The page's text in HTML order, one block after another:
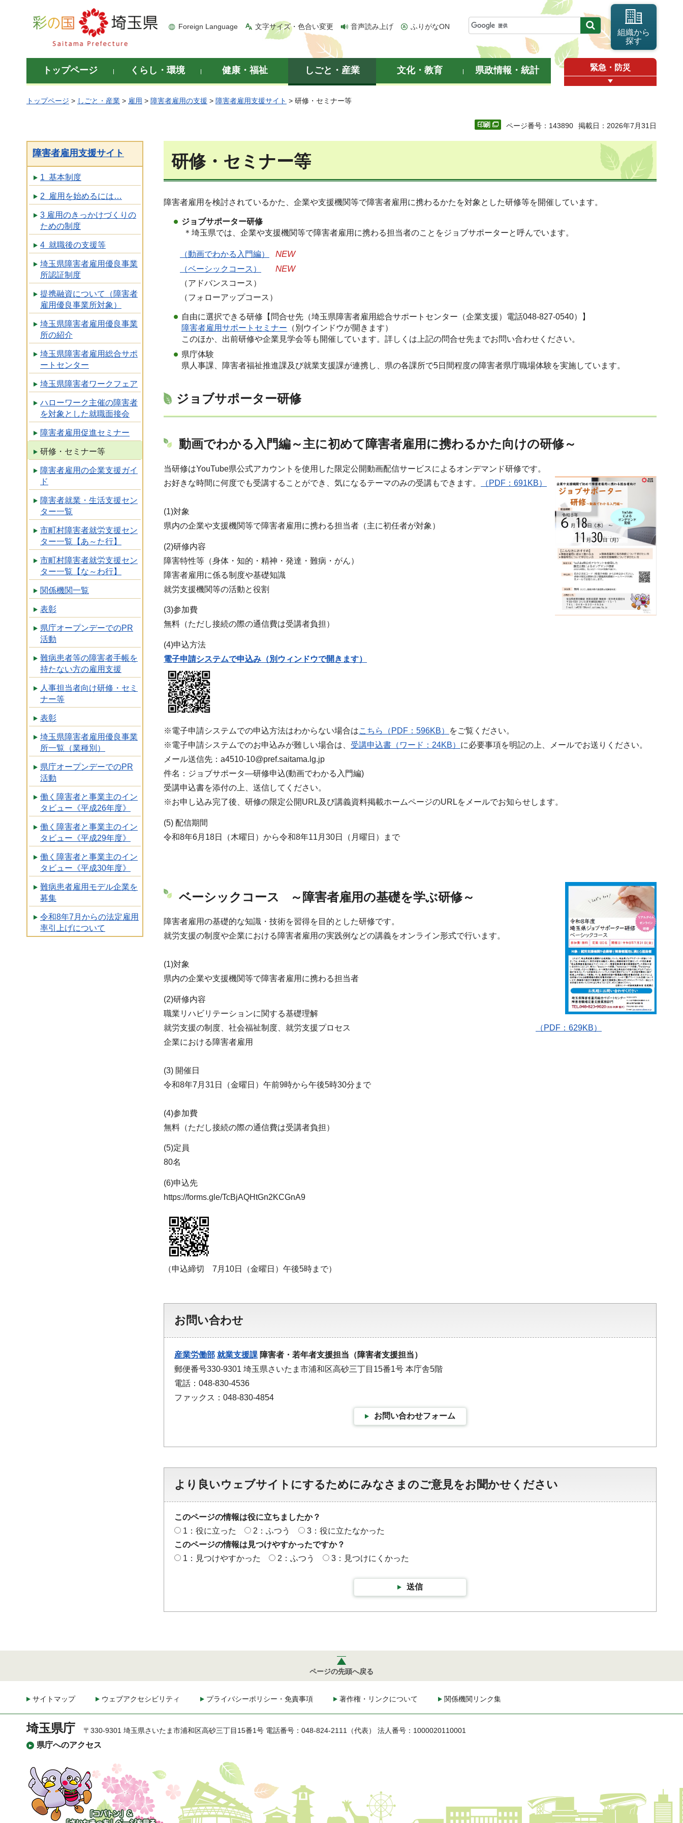
彩の国 埼玉県
Foreign Language 文字サイズ・色合い変更 音声読み上げ ふりがなON
組織から
探す
トップページ くらし・環境 健康・福祉 しごと・産業 文化・教育 県政情報・統計 緊急・防災
トップページ > しごと・産業 > 雇用 > 障害者雇用の支援 > 障害者雇用支援サイト > 研修・セミナー等
ページ番号：143890 掲載日：2026年7月31日
障害者雇用支援サイト
1 基本制度
2 雇用を始めるには…
3 雇用のきっかけづくりの
ための制度
4 就職後の支援等
埼玉県障害者雇用優良事業
所認証制度
提携融資について（障害者
雇用優良事業所対象）
埼玉県障害者雇用優良事業
所の紹介
埼玉県障害者雇用総合サポ
ートセンター
埼玉県障害者ワークフェア
ハローワーク主催の障害者
を対象とした就職面接会
障害者雇用促進セミナー
研修・セミナー等
障害者雇用の企業支援ガイ
ド
障害者就業・生活支援セン
ター一覧
市町村障害者就労支援セン
ター一覧【あ～た行】
市町村障害者就労支援セン
ター一覧【な～わ行】
関係機関一覧
表彰
県庁オープンデーでのPR
活動
難病患者等の障害者手帳を
持たない方の雇用支援
人事担当者向け研修・セミ
ナー等
表彰
埼玉県障害者雇用優良事業
所一覧（業種別）
県庁オープンデーでのPR
活動
働く障害者と事業主のイン
タビュー《平成26年度》
働く障害者と事業主のイン
タビュー《平成29年度》
働く障害者と事業主のイン
タビュー《平成30年度》
難病患者雇用モデル企業を
募集
令和8年7月からの法定雇用
率引上げについて
研修・セミナー等
障害者雇用を検討されているかた、企業や支援機関等で障害者雇用に携わるかたを対象とした研修等を開催しています。
ジョブサポーター研修
＊埼玉県では、企業や支援機関等で障害者雇用に携わる担当者のことをジョブサポーターと呼んでいます。
（動画でわかる入門編） NEW
（ベーシックコース） NEW
（アドバンスコース）
（フォローアップコース）
自由に選択できる研修【問合せ先（埼玉県障害者雇用総合サポートセンター（企業支援）電話048-827-0540）】
障害者雇用サポートセミナー （別ウインドウが開きます）
このほか、出前研修や企業見学会等も開催しています。詳しくは上記の問合せ先までお問い合わせください。
県庁体験
県人事課、障害者福祉推進課及び就業支援課が連携し、県の各課所で5日間程度の障害者県庁職場体験を実施しています。
ジョブサポーター研修
動画でわかる入門編～主に初めて障害者雇用に携わるかた向けの研修～
当研修はYouTube県公式アカウントを使用した限定公開動画配信サービスによるオンデマンド研修です。
お好きな時間に何度でも受講することができ、気になるテーマのみの受講もできます。
（PDF：691KB）
(1)対象
県内の企業や支援機関等で障害者雇用に携わる担当者（主に初任者が対象）
(2)研修内容
障害特性等（身体・知的・精神・発達・難病・がん）
障害者雇用に係る制度や基礎知識
就労支援機関等の活動と役割
(3)参加費
無料（ただし接続の際の通信費は受講者負担）
(4)申込方法
電子申請システムで申込み（別ウィンドウで開きます）
※電子申請システムでの申込方法はわからない場合はこちら（PDF：596KB）
をご覧ください。
※電子申請システムでのお申込みが難しい場合は、 受講申込書（ワード：24KB） に必要事項を明記の上、メールでお送りください。
メール送信先：a4510-10@pref.saitama.lg.jp
件名：ジョブサポータ―研修申込(動画でわかる入門編)
受講申込書を添付の上、送信してください。
※お申し込み完了後、研修の限定公開URL及び講義資料掲載ホームページのURLをメールでお知らせします。
(5) 配信期間
令和8年6月18日（木曜日）から令和8年11月30日（月曜日）まで
ベーシックコース ～障害者雇用の基礎を学ぶ研修～
障害者雇用の基礎的な知識・技術を習得を目的とした研修です。
就労支援の制度や企業における障害者雇用の実践例などの講義をオンライン形式で行います。
(1)対象
県内の企業や支援機関等で障害者雇用に携わる担当者
(2)研修内容
職業リハビリテーションに関する基礎理解
就労支援の制度、社会福祉制度、就労支援プロセス
（PDF：629KB）
企業における障害者雇用
(3) 開催日
令和8年7月31日（金曜日）午前9時から午後5時30分まで
(4)参加費
無料（ただし接続の際の通信費は受講者負担）
(5)定員
80名
(6)申込先
https://forms.gle/TcBjAQHtGn2KCGnA9
（申込締切 7月10日（金曜日）午後5時まで）
お問い合わせ
産業労働部 就業支援課 障害者・若年者支援担当（障害者支援担当）
郵便番号330-9301 埼玉県さいたま市浦和区高砂三丁目15番1号 本庁舎5階
電話：048-830-4536
ファックス：048-830-4854
お問い合わせフォーム
より良いウェブサイトにするためにみなさまのご意見をお聞かせください
このページの情報は役に立ちましたか？
1：役に立った
2：ふつう
3：役に立たなかった
このページの情報は見つけやすかったですか？
1：見つけやすかった
2：ふつう 3：見つけにくかった
送信
ページの先頭へ戻る
サイトマップ ウェブアクセシビリティ プライバシーポリシー・免責事項 著作権・リンクについて 関係機関リンク集
埼玉県庁
県庁へのアクセス
〒330-9301 埼玉県さいたま市浦和区高砂三丁目15番1号 電話番号：048-824-2111（代表） 法人番号：1000020110001
「コバトン」&「さいた